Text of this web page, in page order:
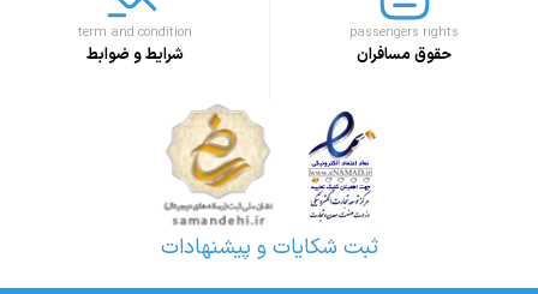
passengers rights
حقوق مسافران
term and condition
شرایط و ضوابط
ثبت شکایات و پیشنهادات